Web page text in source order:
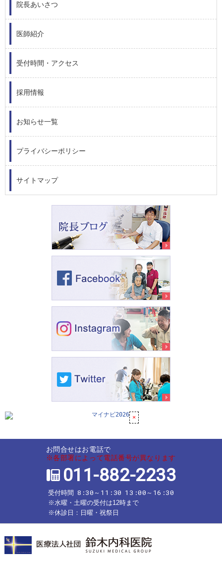
院長あいさつ
医師紹介
受付時間・アクセス
採用情報
お知らせ一覧
プライバシーポリシー
サイトマップ
お問合せはお電話で
※各部署によって電話番号が異なります
011-882-2233
受付時間 8:30～11:30 13:00～16:30
※水曜・土曜の受付は12時まで
※休診日：日曜・祝祭日